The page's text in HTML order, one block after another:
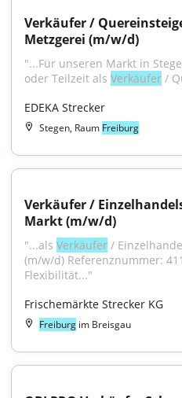
Verkäufer /
Metzgerei (m/w/d)
"...Für unseren Markt in
oder Teilzeit als Verkäufer /
EDEKA Strecker
Stegen, Raum Freiburg
Verkäufer /
Markt (m/w/d)
"...als Verkäufer /
(m/w/d) Referenznummer:
Flexibilität..."
Frischemärkte Strecker KG
Freiburg im Breisgau